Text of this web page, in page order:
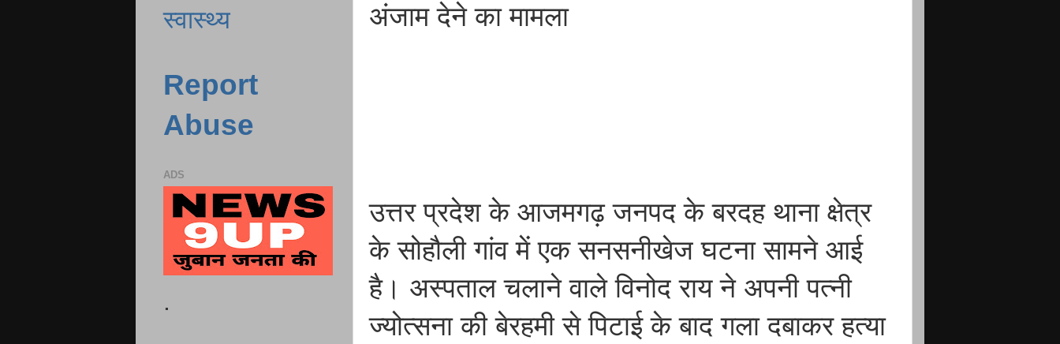
अंजाम देने का मामला
उत्तर प्रदेश के आजमगढ़ जनपद के बरदह थाना क्षेत्र
के सोहौली गांव में एक सनसनीखेज घटना सामने आई
है। अस्पताल चलाने वाले विनोद राय ने अपनी पत्नी
ज्योत्सना की बेरहमी से पिटाई के बाद गला दबाकर हत्या
स्वास्थ्य
Report
Abuse
ADS
.